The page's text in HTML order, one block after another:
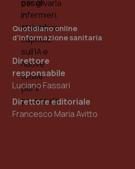
Quotidiano online
d'informazione sanitaria
Direttore
responsabile
Luciano Fassari
Direttore editoriale
Francesco Maria Avitto